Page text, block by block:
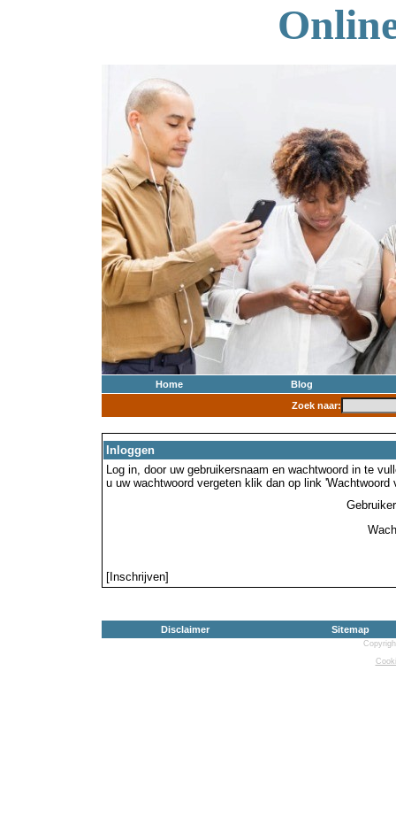
Home
Blog
Zoek naar:
Inloggen
Log in, door uw gebruikersnaam en wachtwoord in te
u uw wachtwoord vergeten klik dan op link 'Wachtwoord
[Inschrijven]
Disclaimer Sitemap